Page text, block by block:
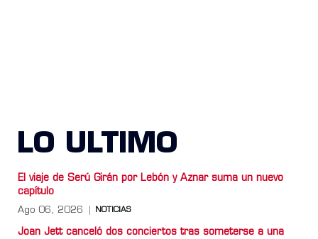
LO ULTIMO
El viaje de Serú Girán por Lebón y Aznar suma un nuevo
capítulo
Ago 06, 2026 NOTICIAS
Joan Jett canceló dos conciertos tras someterse a una